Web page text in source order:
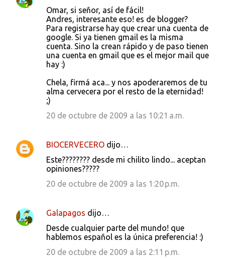
Omar, si señor, así de fácil!
Andres, interesante eso! es de blogger?
Para registrarse hay que crear una cuenta de
google. Si ya tienen gmail es la misma
cuenta. Sino la crean rápido y de paso tienen
una cuenta en gmail que es el mejor mail que
hay :)
Chela, firmá aca... y nos apoderaremos de tu
alma cervecera por el resto de la eternidad!
;)
20 de octubre de 2009 a las 10:21 a.m.
BIOCERVECERO dijo…
Este???????? desde mi chilito lindo... aceptan
opiniones?????
20 de octubre de 2009 a las 1:20 p.m.
Galapagos dijo…
Desde cualquier parte del mundo! que
hablemos español es la única preferencia! :)
20 de octubre de 2009 a las 2:11 p.m.